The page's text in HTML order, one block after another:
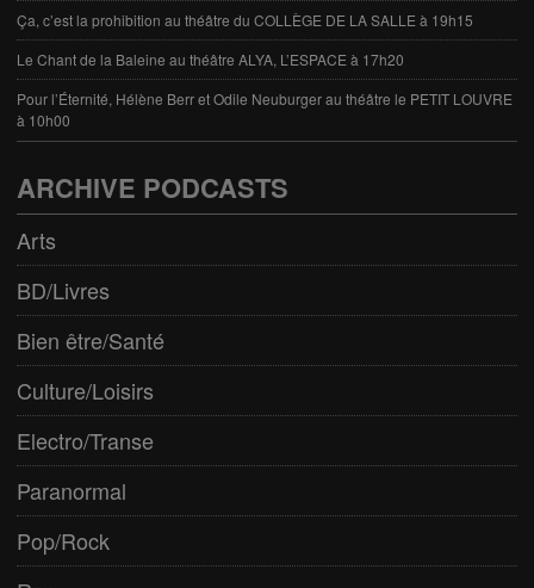
Ça, c’est la prohibition au théâtre du COLLÈGE DE LA SALLE à 19h15
Le Chant de la Baleine au théâtre ALYA, L’ESPACE à 17h20
Pour l’Éternité, Hélène Berr et Odile Neuburger au théâtre le PETIT LOUVRE
à 10h00
ARCHIVE PODCASTS
Arts
BD/Livres
Bien être/Santé
Culture/Loisirs
Electro/Transe
Paranormal
Pop/Rock